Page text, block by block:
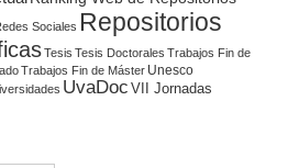
Sociales Repositorios
Tesis Tesis Doctorales Trabajos Fin de
Trabajos Fin de Máster Unesco
UvaDoc VII Jornadas